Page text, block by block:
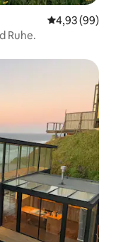
4,93 (99)
Ruhe.